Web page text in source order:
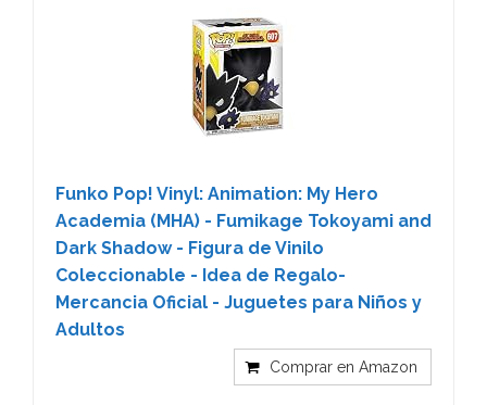
Funko Pop! Vinyl: Animation: My Hero
Academia (MHA) - Fumikage Tokoyami and
Dark Shadow - Figura de Vinilo
Coleccionable - Idea de Regalo-
Mercancia Oficial - Juguetes para Niños y
Adultos
Comprar en Amazon